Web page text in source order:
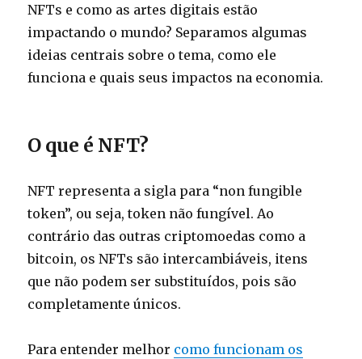
NFTs e como as artes digitais estão
impactando o mundo? Separamos algumas
ideias centrais sobre o tema, como ele
funciona e quais seus impactos na economia.
O que é NFT?
NFT representa a sigla para “non fungible
token”, ou seja, token não fungível. Ao
contrário das outras criptomoedas como a
bitcoin, os NFTs são intercambiáveis, itens
que não podem ser substituídos, pois são
completamente únicos.
Para entender melhor como funcionam os